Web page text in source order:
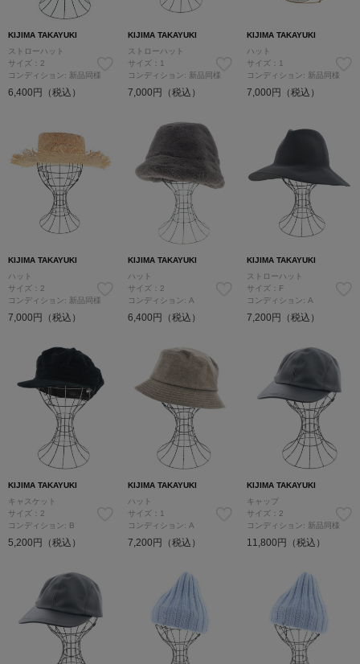
KIJIMA TAKAYUKI
ストローハット
サイズ：2
コンディション: 新品同様
6,400円（税込）
KIJIMA TAKAYUKI
ストローハット
サイズ：1
コンディション: 新品同様
7,000円（税込）
KIJIMA TAKAYUKI
ハット
サイズ：1
コンディション: 新品同様
7,000円（税込）
KIJIMA TAKAYUKI
ハット
サイズ：2
コンディション: 新品同様
7,000円（税込）
KIJIMA TAKAYUKI
ハット
サイズ：2
コンディション: A
6,400円（税込）
KIJIMA TAKAYUKI
ストローハット
サイズ：F
コンディション: A
7,200円（税込）
KIJIMA TAKAYUKI
キャスケット
サイズ：2
コンディション: B
5,200円（税込）
KIJIMA TAKAYUKI
ハット
サイズ：1
コンディション: A
7,200円（税込）
KIJIMA TAKAYUKI
キャップ
サイズ：2
コンディション: 新品同様
11,800円（税込）